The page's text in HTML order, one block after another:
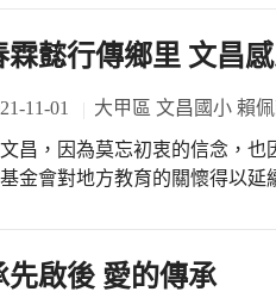
就如，小攝影師在校園裡認真
的照片。所以每一個攝影師拍下
師將自己看到的文昌景物拍下
習，對於文昌校園的景物越來
照片。老師也將孩子們拍攝
品，也自信滿滿的在課堂中討
youtu.be/d0ire076Wxo ◎更多
霖懿行傳鄉里 文昌
11-01 大甲區 文昌國小 賴
昌，因為莫忘初衷的信念，
金會對地方教育的關懷得以延
。 自89年起，每年定期舉辦
一年比一年增加，提高學生對
先啟後 愛的傳承